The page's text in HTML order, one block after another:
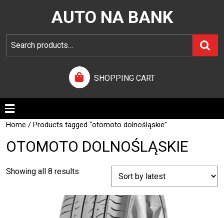
AUTO NA BANK
SHOPPING CART
Home / Products tagged “otomoto dolnośląskie”
OTOMOTO DOLNOŚLĄSKIE
Showing all 8 results